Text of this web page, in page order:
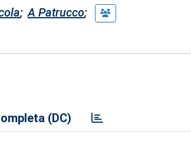
; A Patrucco;
(DC)